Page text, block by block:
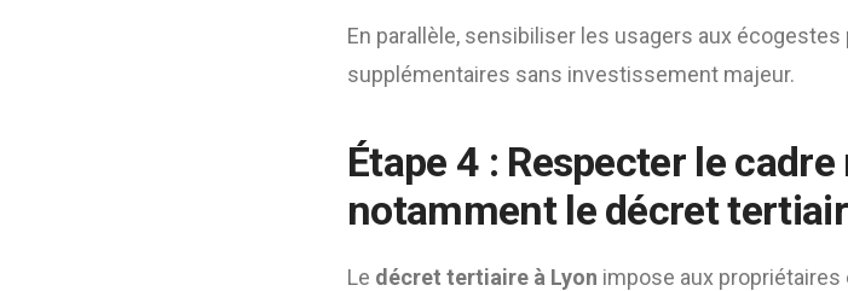
En parallèle, sensibiliser les usagers aux écogestes
supplémentaires sans investissement majeur.
Étape 4 : Respecter le
notamment le décret
Le décret tertiaire à Lyon impose aux